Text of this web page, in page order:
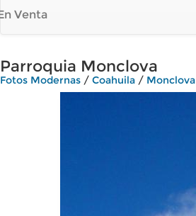
Venta
Parroquia Monclova
Fotos Modernas / Coahuila / Monclova